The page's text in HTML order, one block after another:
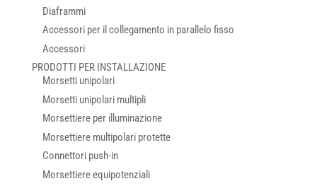
Diaframmi
Accessori per il collegamento in parallelo fisso
Accessori
PRODOTTI PER INSTALLAZIONE
Morsetti unipolari
Morsetti unipolari multipli
Morsettiere per illuminazione
Morsettiere multipolari protette
Connettori push-in
Morsettiere equipotenziali